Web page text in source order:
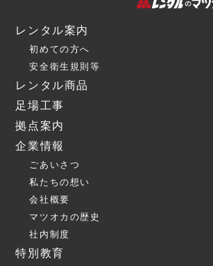
レンタル案内
初めての方へ
安全衛生規則等
レンタル商品
足場工事
拠点案内
企業情報
ごあいさつ
私たちの想い
会社概要
マツオカの歴史
社内制度
特別教育